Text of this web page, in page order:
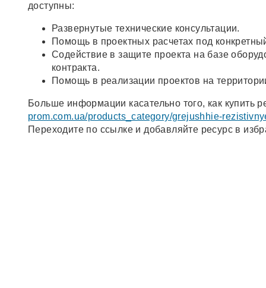
доступны:
Развернутые технические консультации.
Помощь в проектных расчетах под
Содействие в защите проекта на базе
контракта.
Помощь в реализации проектов на
Больше информации касательно того, как купить
prom.com.ua/products_category/grejushhie-
Переходите по ссылке и добавляйте ресурс в